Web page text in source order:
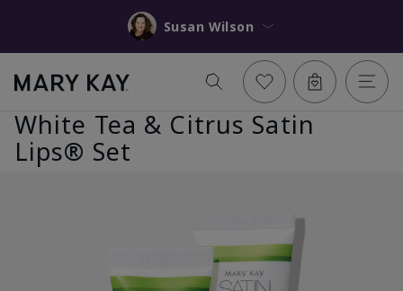
Susan Wilson
White Tea & Citrus Satin
Lips® Set